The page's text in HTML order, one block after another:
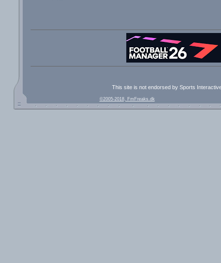
This site is not endorsed by Sports
©2005-2018, FmFreaks.dk